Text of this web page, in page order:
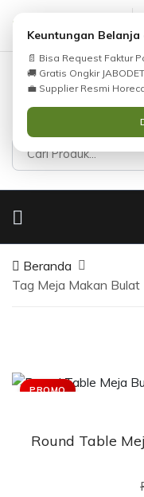
Keuntungan
📄 Bisa Request Faktur
🚚 Gratis Ongkir
💼 Supplier Resmi
Beranda
Tag Meja Makan
PROMO
Round Table